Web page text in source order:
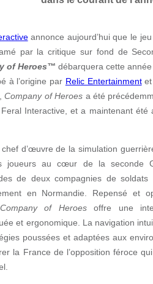
annonce aujourd’hui que le
par la critique sur fond de
of Heroes™ débarquera cette année
à l’origine par Relic Entertainmentet
Company of Heroes a été
Interactive, et a maintenant été
chef d’œuvre de la simulation
joueurs au cœur de la seconde
de deux compagnies de
en Normandie. Repensé et
Company of Heroesoffre une
et ergonomique. La navigation
poussées et adaptées aux
la France de l’opposition féroce